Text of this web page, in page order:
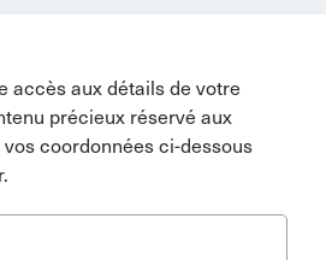
accès aux détails de votre
précieux réservé aux
coordonnées ci-dessous